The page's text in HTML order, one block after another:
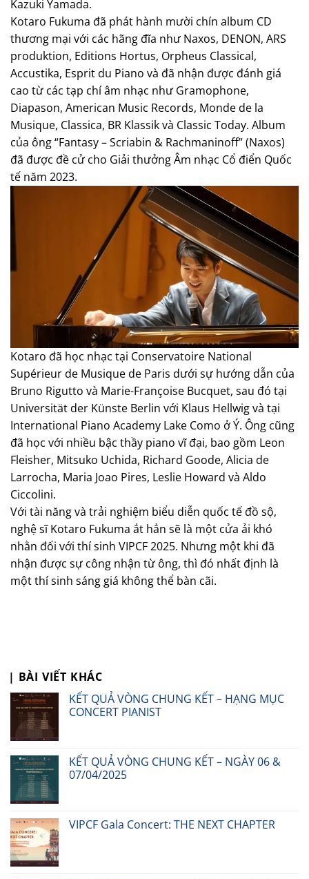
Kazuki Yamada.
Kotaro Fukuma đã phát hành mười chín album CD
thương mại với các hãng đĩa như Naxos, DENON, ARS
produktion, Editions Hortus, Orpheus Classical,
Accustika, Esprit du Piano và đã nhận được đánh giá
cao từ các tạp chí âm nhạc như Gramophone,
Diapason, American Music Records, Monde de la
Musique, Classica, BR Klassik và Classic Today. Album
của ông “Fantasy – Scriabin & Rachmaninoff” (Naxos)
đã được đề cử cho Giải thưởng Âm nhạc Cổ điển Quốc
tế năm 2023.
Kotaro đã học nhạc tại Conservatoire National
Supérieur de Musique de Paris dưới sự hướng dẫn của
Bruno Rigutto và Marie-Françoise Bucquet, sau đó tại
Universität der Künste Berlin với Klaus Hellwig và tại
International Piano Academy Lake Como ở Ý. Ông cũng
đã học với nhiều bậc thầy piano vĩ đại, bao gồm Leon
Fleisher, Mitsuko Uchida, Richard Goode, Alicia de
Larrocha, Maria Joao Pires, Leslie Howard và Aldo
Ciccolini.
Với tài năng và trải nghiệm biểu diễn quốc tế đồ sộ,
nghệ sĩ Kotaro Fukuma ắt hẳn sẽ là một cửa ải khó
nhằn đối với thí sinh VIPCF 2025. Nhưng một khi đã
nhận được sự công nhận từ ông, thì đó nhất định là
một thí sinh sáng giá không thể bàn cãi.
| BÀI VIẾT KHÁC
KẾT QUẢ VÒNG CHUNG KẾT – HẠNG MỤC
CONCERT PIANIST
KẾT QUẢ VÒNG CHUNG KẾT – NGÀY 06 &
07/04/2025
VIPCF Gala Concert: THE NEXT CHAPTER